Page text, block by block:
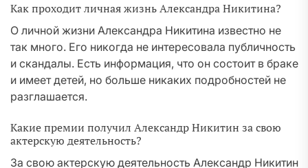
Как проходит личная жизнь Александра Никитина?
О личной жизни Александра Никитина известно не
так много. Его никогда не интересовала публичность
и скандалы. Есть информация, что он состоит в браке
и имеет детей, но больше никаких подробностей не
разглашается.
Какие премии получил Александр Никитин за свою
актерскую деятельность?
За свою актерскую деятельность Александр Никитин